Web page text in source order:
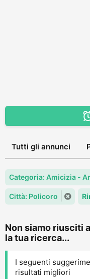
Tutti gli annunci
Categoria: Amicizia -
Città: Policoro
Non siamo riusciti
la tua ricerca...
I seguenti
risultati migliori